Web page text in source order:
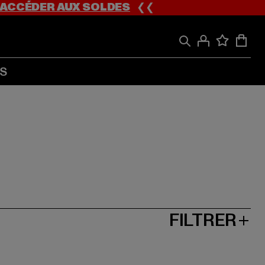
ACCÉDER AUX SOLDES❮❮
FILTRER